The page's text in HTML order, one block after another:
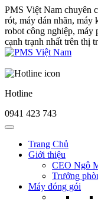
PMS Việt Nam chuyên
rót, máy dán nhãn, máy
robot công nghiệp,
cạnh trạnh nhất trên thị
Hotline
0941 423 743
Trang Chủ
Giới thiệu
CEO Ngô
Trưởng
Máy đóng gói